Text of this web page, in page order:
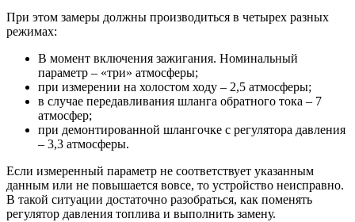
При этом замеры должны производиться в четырех разных
режимах:
В момент включения зажигания. Номинальный
параметр – «три» атмосферы;
при измерении на холостом ходу – 2,5 атмосферы;
в случае передавливания шланга обратного тока – 7
атмосфер;
при демонтированной шлангочке с регулятора давления
– 3,3 атмосферы.
Если измеренный параметр не соответствует указанным
данным или не повышается вовсе, то устройство неисправно.
В такой ситуации достаточно разобраться, как поменять
регулятор давления топлива и выполнить замену.